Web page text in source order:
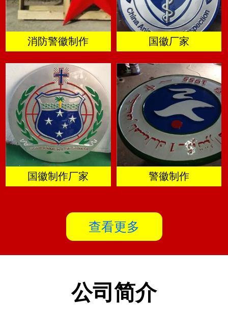
消防警徽制作 国徽厂家
国徽制作厂家 警徽制作
查看更多
公司简介